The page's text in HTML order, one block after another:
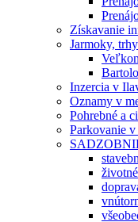
Získavanie
Jarmoky, trhy
Inzercia v
Oznamy v
Pohrebné a
Parkovanie v